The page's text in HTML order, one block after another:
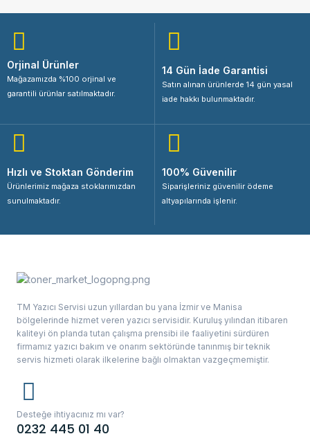
Orjinal Ürünler
Mağazamızda %100 orjinal ve
garantili ürünlar satılmaktadır.
14 Gün İade Garantisi
Satın alınan ürünlerde 14 gün yasal
iade hakkı bulunmaktadır.
Hızlı ve Stoktan Gönderim
Ürünlerimiz mağaza stoklarımızdan
sunulmaktadır.
100% Güvenilir
Siparişleriniz güvenilir ödeme
altyapılarında işlenir.
TM Yazıcı Servisi uzun yıllardan bu yana İzmir ve Manisa
bölgelerinde hizmet veren yazıcı servisidir. Kuruluş yılından itibaren
kaliteyi ön planda tutan çalışma prensibi ile faaliyetini sürdüren
firmamız yazıcı bakım ve onarım sektöründe tanınmış bir teknik
servis hizmeti olarak ilkelerine bağlı olmaktan vazgeçmemiştir.
Desteğe ihtiyacınız mı var?
0232 445 01 40